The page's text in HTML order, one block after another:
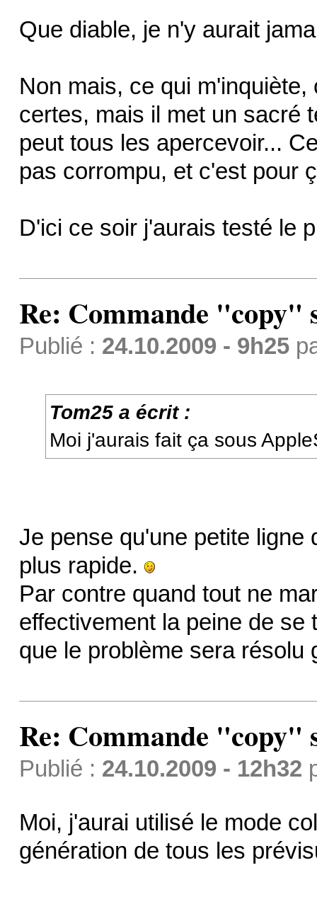
Que diable, je n'y aurait
Non mais, ce qui
certes, mais il met un sacré
peut tous les apercevoir...
pas corrompu, et c'est pour
D'ici ce soir j'aurais testé le
Re: Commande "copy"
Publié : 24.10.2009 - 9h25
Tom25 a écrit :
Moi j'aurais fait ça sous
Je pense qu'une petite ligne
plus rapide.
Par contre quand tout ne
effectivement la peine de
que le problème sera
Re: Commande "copy"
Publié : 24.10.2009 - 12h32
Moi, j'aurai utilisé le mode
génération de tous les